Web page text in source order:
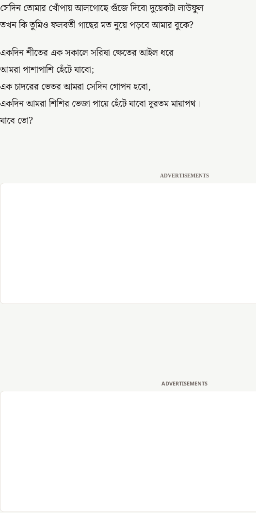
সেদিন তোমার খোঁপায় আলগোছে গুঁজে দিবো দুয়েকটা লাউফুল
তখন কি তুমিও ফলবতী গাছের মত নুয়ে পড়বে আমার বুকে?
একদিন শীতের এক সকালে সরিষা ক্ষেতের আইল ধরে
আমরা পাশাপাশি হেঁটে যাবো;
এক চাদরের ভেতর আমরা সেদিন গোপন হবো,
একদিন আমরা শিশির ভেজা পায়ে হেঁটে যাবো দূরতম মায়াপথ।
যাবে তো?
ADVERTISEMENTS
ADVERTISEMENTS